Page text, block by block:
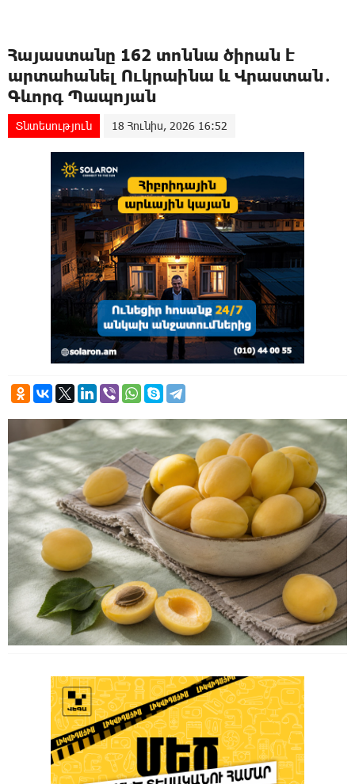
Հայաստանը 162 տոննա ծիրան է
արտահանել Ուկրաինա և Վրաստան․
Գևորգ Պապոյան
Տնտեսություն 18 Հունիս, 2026 16:52